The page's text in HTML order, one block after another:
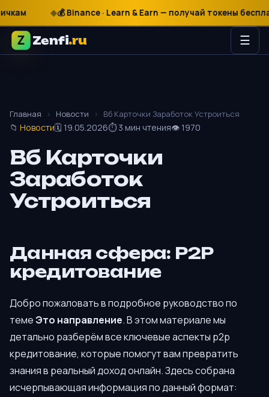
₽
$
€ 💰 Binance · Learn & Earn — получай токены бесплатно
Zenfi.ru ☰
Главная › Новости › Вб Карточки Заработок Устроиться
📁 Новости🗓 19.05.2026⏱ 3 мин чтения👁 1970
Вб Карточки
Заработок
Устроиться
Данная сфера: P2P
кредитование
Добро пожаловать в подробное руководство по
темеЭто направление. В этом материале мы
детально разберём все ключевые аспекты p2p
кредитование, которые помогут вам превратить
знания в реальный доход онлайн. Здесь собрана
исчерпывающая информация по данный формат: